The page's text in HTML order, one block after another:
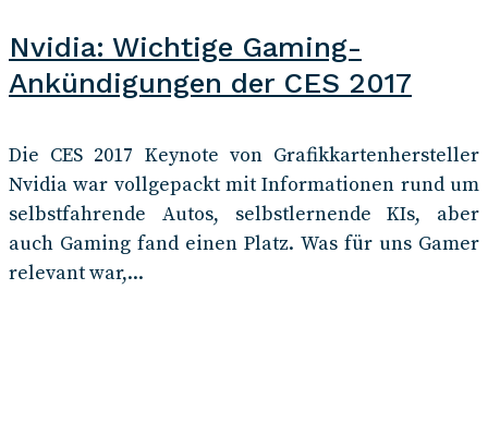
Nvidia: Wichtige Gaming-
Ankündigungen der CES 2017
Die CES 2017 Keynote von Grafikkartenhersteller
Nvidia war vollgepackt mit Informationen rund um
selbstfahrende Autos, selbstlernende KIs, aber
auch Gaming fand einen Platz. Was für uns Gamer
relevant war,...